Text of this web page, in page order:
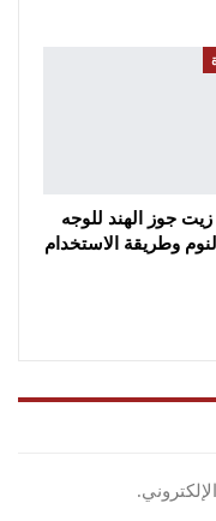
زيت جوز الهند للوجه
وطريقة الاستخدام